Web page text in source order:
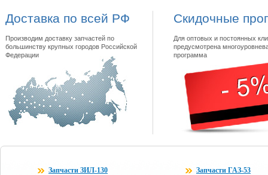
Доставка по всей РФ
Производим доставку запчастей по
большинству крупных городов Российской
Федерации
Скидочные
Для оптовых и постоянных
предусмотрена
программа
Запчасти ЗИЛ-130 Запчасти ГАЗ-53